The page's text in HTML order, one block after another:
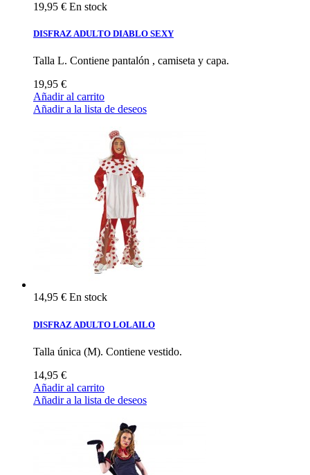
19,95 € En stock
DISFRAZ ADULTO DIABLO SEXY
Talla L. Contiene pantalón , camiseta y capa.
19,95 €
Añadir al carrito
Añadir a la lista de deseos
14,95 € En stock
DISFRAZ ADULTO LOLAILO
Talla única (M). Contiene vestido.
14,95 €
Añadir al carrito
Añadir a la lista de deseos